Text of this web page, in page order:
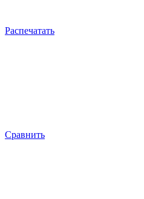
Распечатать
Сравнить